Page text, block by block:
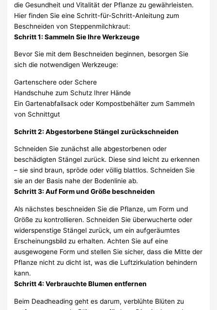
die Gesundheit und Vitalität der Pflanze zu gewährleisten.
Hier finden Sie eine Schritt-für-Schritt-Anleitung zum
Beschneiden von Steppenmilchkraut:
Schritt 1: Sammeln Sie Ihre Werkzeuge
Bevor Sie mit dem Beschneiden beginnen, besorgen Sie
sich die notwendigen Werkzeuge:
Gartenschere oder Schere
Handschuhe zum Schutz Ihrer Hände
Ein Gartenabfallsack oder Kompostbehälter zum Sammeln
von Schnittgut
Schritt 2: Abgestorbene Stängel zurückschneiden
Schneiden Sie zunächst alle abgestorbenen oder
beschädigten Stängel zurück. Diese sind leicht zu erkennen
– sie sind braun, spröde oder völlig blattlos. Schneiden Sie
sie an der Basis nahe der Bodenlinie ab.
Schritt 3: Auf Form und Größe beschneiden
Als nächstes beschneiden Sie die Pflanze, um Form und
Größe zu kontrollieren. Schneiden Sie überwucherte oder
widerspenstige Stängel zurück, um ein aufgeräumtes
Erscheinungsbild zu erhalten. Achten Sie auf eine
ausgewogene Form und stellen Sie sicher, dass die Mitte der
Pflanze nicht zu dicht ist, was die Luftzirkulation behindern
kann.
Schritt 4: Verbrauchte Blumen entfernen
Beim Deadheading geht es darum, verblühte Blüten zu